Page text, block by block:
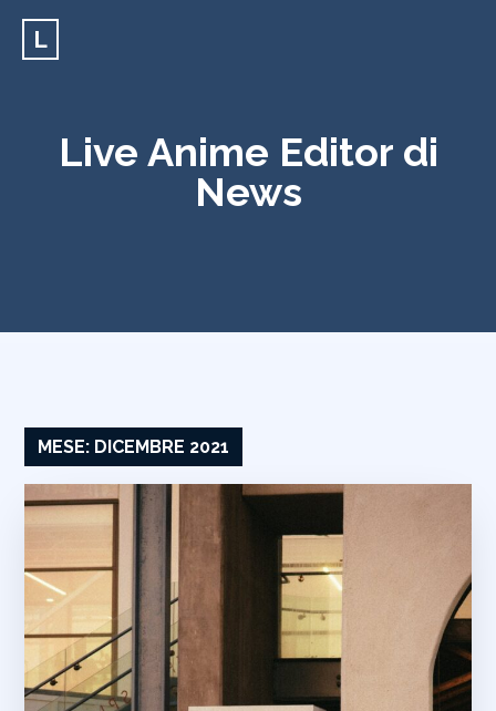
L
Live Anime Editor di
News
MESE: DICEMBRE 2021